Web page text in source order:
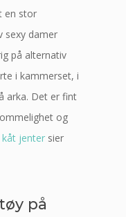
en stor
sexy damer
på alternativ
i kammerset, i
arka. Det er fint
og
kåt jenter sier
på